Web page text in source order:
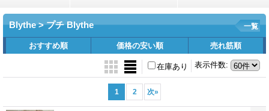
Blythe > プチ Blythe 一覧
おすすめ順 価格の安い順 売れ筋順
表示件数:
在庫あり
1 2 次»